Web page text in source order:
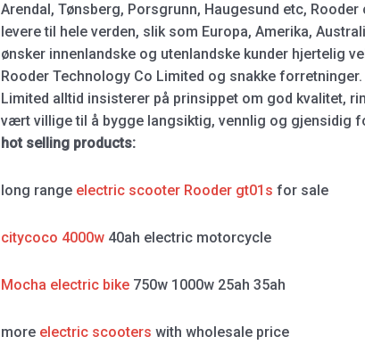
Arendal, Tønsberg, Porsgrunn, Haugesund etc,
levere til hele verden, slik som Europa, Amerika,
ønsker innenlandske og utenlandske kunder hjertelig
Rooder Technology Co Limited og snakke
Limited alltid insisterer på prinsippet om god kvalitet,
vært villige til å bygge langsiktig, vennlig og gjensidig
hot selling products:
long range electric scooter Rooder gt01s for sale
citycoco 4000w40ah electric motorcycle
Mocha electric bike750w 1000w 25ah 35ah
more electric scooters with wholesale price